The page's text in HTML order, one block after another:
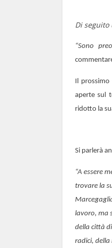
Di
“Sono
Il prossimo
aperte sul
ridotto la
Si parlerà
“A essere
trovare la
lavoro, ma
della città
radici,